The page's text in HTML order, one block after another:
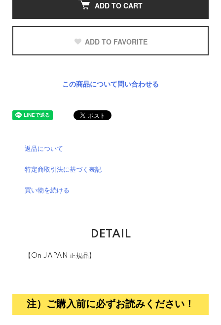
ADD TO CART
ADD TO FAVORITE
この商品について問い合わせる
返品について
特定商取引法に基づく表記
買い物を続ける
DETAIL
【On JAPAN 正規品】
注）ご購入前に必ずお読みください！